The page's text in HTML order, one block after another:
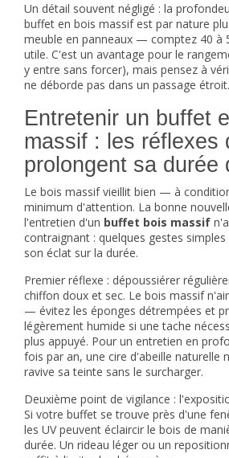
Un détail souvent négligé : la
buffet en bois massif est par nature
meuble en panneaux — comptez 40 à
utile. C'est un avantage pour le
y entre sans forcer), mais pensez à
ne déborde pas dans un passage étroit.
Entretenir un buffet
massif : les réflexes
prolongent sa durée
Le bois massif vieillit bien — à
minimum d'attention. La bonne
l'entretien d'un buffet bois massif
contraignant : quelques gestes
son éclat sur la durée.
Premier réflexe : dépoussiérer
chiffon doux et sec. Le bois massif
— évitez les éponges détrempées et
légèrement humide si une tache
plus appuyé. Pour un entretien en
fois par an, une cire d'abeille naturelle
ravive sa teinte sans le surcharger.
Deuxième point de vigilance :
Si votre buffet se trouve près d'une
les UV peuvent éclaircir le bois de
durée. Un rideau léger ou un